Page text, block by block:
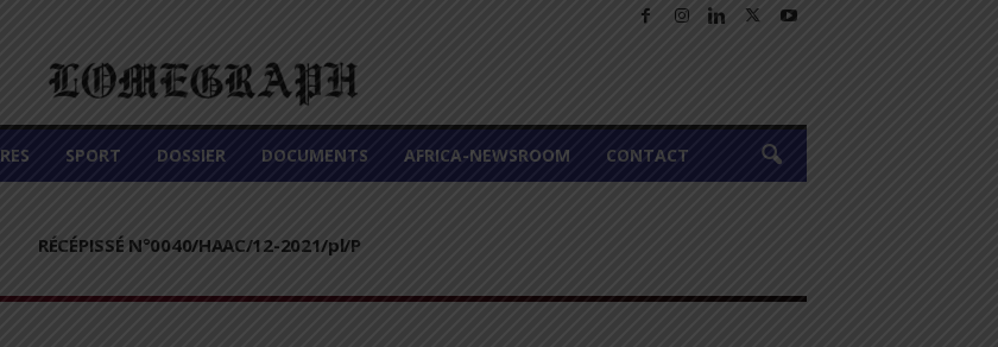
SPORT DOSSIER DOCUMENTS AFRICA-NEWSROOM CONTACT
RÉCÉPISSÉ N°0040/HAAC/12-2021/pl/P